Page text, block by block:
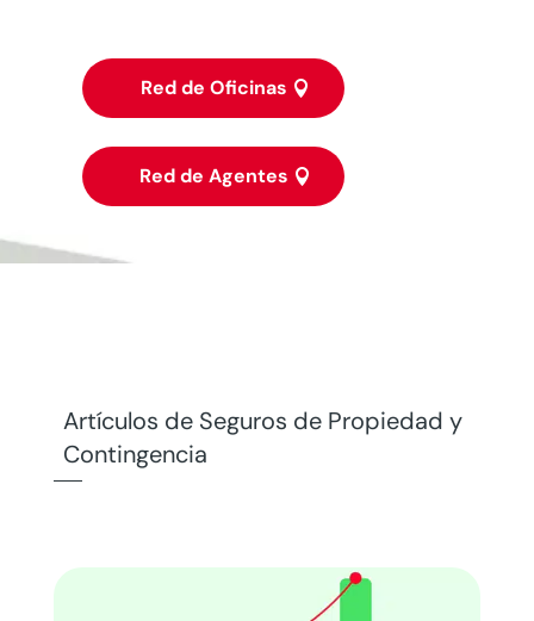
Red de Oficinas
Red de Agentes
Artículos de Seguros de Propiedad y
Contingencia